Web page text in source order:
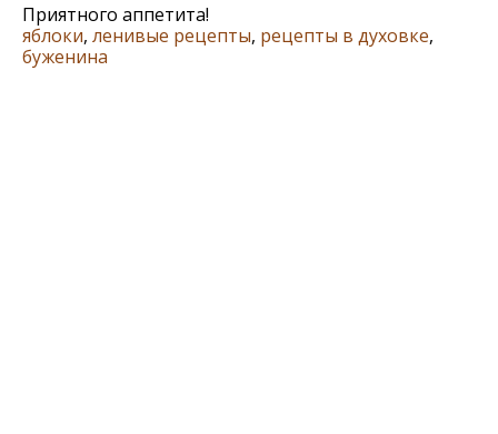
Приятного аппетита!
яблоки, ленивые рецепты, рецепты в духовке,
буженина